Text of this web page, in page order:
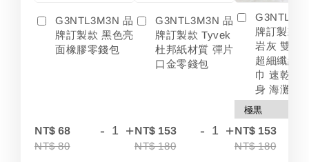
G3NTL3M3N 品
牌訂製款 黑色亮
面橡膠零錢包
NT$ 68
NT$ 80
- +
G3NTL3M3N 品
牌訂製款 Tyvek
杜邦紙材質 彈片
口金零錢包
NT$ 153
NT$ 180
- +
牌訂製款
岩灰 雙色
超細纖維
巾 速乾 吸
身 海灘
NT$ 153
NT$ 180